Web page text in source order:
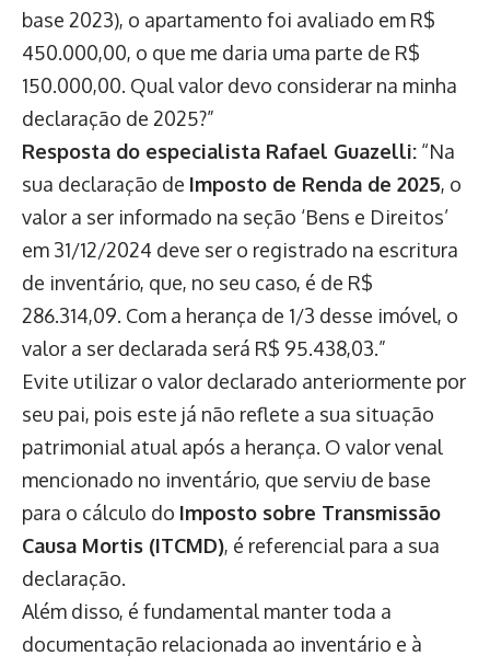
base 2023), o apartamento foi avaliado em R$
450.000,00, o que me daria uma parte de R$
150.000,00. Qual valor devo considerar na minha
declaração de 2025?”
Resposta do especialista Rafael Guazelli: “Na
sua declaração de Imposto de Renda de 2025, o
valor a ser informado na seção ‘Bens e Direitos’
em 31/12/2024 deve ser o registrado na escritura
de inventário, que, no seu caso, é de R$
286.314,09. Com a herança de 1/3 desse imóvel, o
valor a ser declarada será R$ 95.438,03.”
Evite utilizar o valor declarado anteriormente por
seu pai, pois este já não reflete a sua situação
patrimonial atual após a herança. O valor venal
mencionado no inventário, que serviu de base
para o cálculo do Imposto sobre Transmissão
Causa Mortis (ITCMD), é referencial para a sua
declaração.
Além disso, é fundamental manter toda a
documentação relacionada ao inventário e à